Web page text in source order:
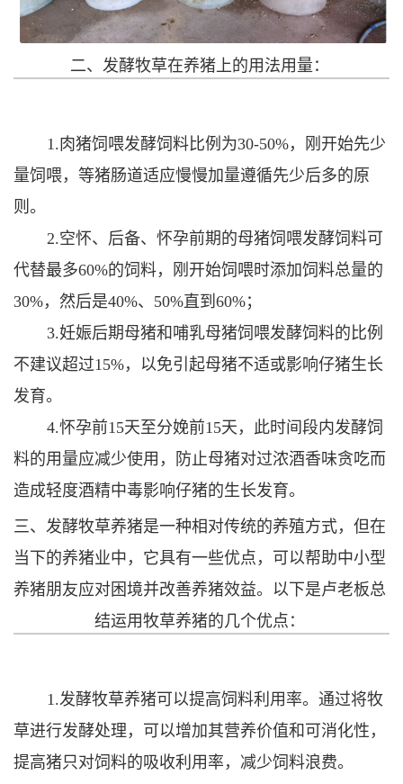
二、发酵牧草在养猪上的用法用量：
1.肉猪饲喂发酵饲料比例为30-50%，刚开始先少
量饲喂，等猪肠道适应慢慢加量遵循先少后多的原
则。
2.空怀、后备、怀孕前期的母猪饲喂发酵饲料可
代替最多60%的饲料，刚开始饲喂时添加饲料总量的
30%，然后是40%、50%直到60%；
3.妊娠后期母猪和哺乳母猪饲喂发酵饲料的比例
不建议超过15%，以免引起母猪不适或影响仔猪生长
发育。
4.怀孕前15天至分娩前15天，此时间段内发酵饲
料的用量应减少使用，防止母猪对过浓酒香味贪吃而
造成轻度酒精中毒影响仔猪的生长发育。
三、发酵牧草养猪是一种相对传统的养殖方式，但在
当下的养猪业中，它具有一些优点，可以帮助中小型
养猪朋友应对困境并改善养猪效益。以下是卢老板总
结运用牧草养猪的几个优点：
1.发酵牧草养猪可以提高饲料利用率。通过将牧
草进行发酵处理，可以增加其营养价值和可消化性，
提高猪只对饲料的吸收利用率，减少饲料浪费。